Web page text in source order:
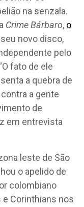
na senzala.
Crime Bárbaro, o
seu novo disco,
pelo
fato de ele
a quebra de
a gente
de
em entrevista
leste de São
o apelido de
colombiano
e Corinthians nos